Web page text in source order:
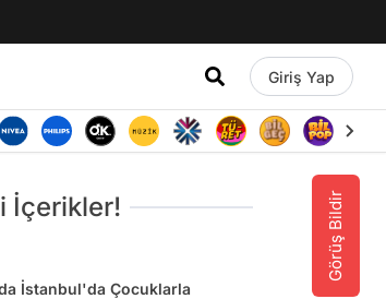
Giriş Yap
Görüş Bildir
İçerikler!
İstanbul'da Çocuklarla